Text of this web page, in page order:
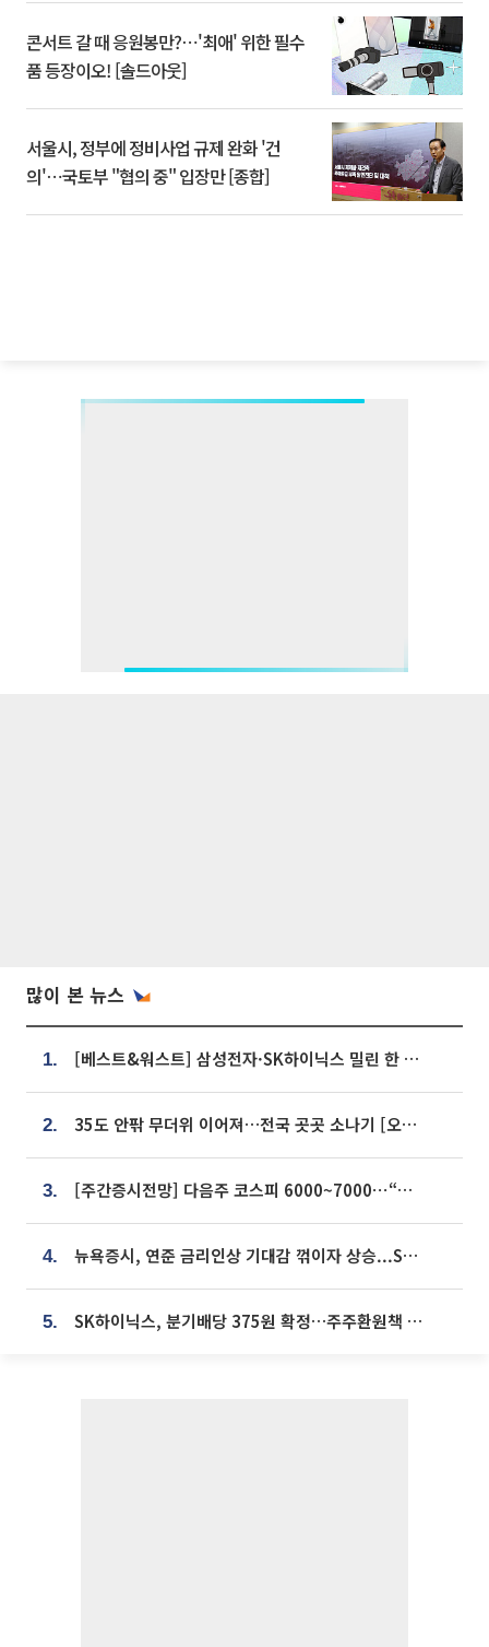
콘서트 갈 때 응원봉만?⋯'최애' 위한 필수
품 등장이오! [솔드아웃]
서울시, 정부에 정비사업 규제 완화 '건
의'⋯국토부 "협의 중" 입장만 [종합]
많이 본 뉴스
1. [베스트&워스트] 삼성전자·SK하이닉스 밀린 한 주…상상인증권은 85% 급등
2. 35도 안팎 무더위 이어져…전국 곳곳 소나기 [오늘 날씨]
3. [주간증시전망] 다음주 코스피 6000~7000⋯“外人 수급은 정책이 변수”
4. 뉴욕증시, 연준 금리인상 기대감 꺾이자 상승...S&P500 사상 최고치 [종합]
5. SK하이닉스, 분기배당 375원 확정…주주환원책 9월로 앞당겨 발표